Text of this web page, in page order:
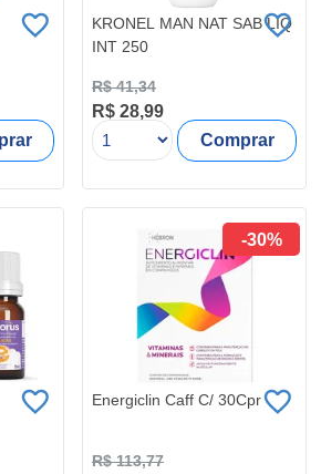
KRONEL MAN NAT SAB LIQ
INT 250
R$ 41,34
R$ 28,99
Comprar
-30%
Energiclin Caff C/ 30Cpr
R$ 113,77